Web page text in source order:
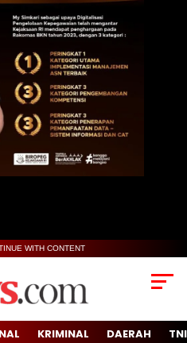
WITH CONTENT
KRIMINAL DAERAH